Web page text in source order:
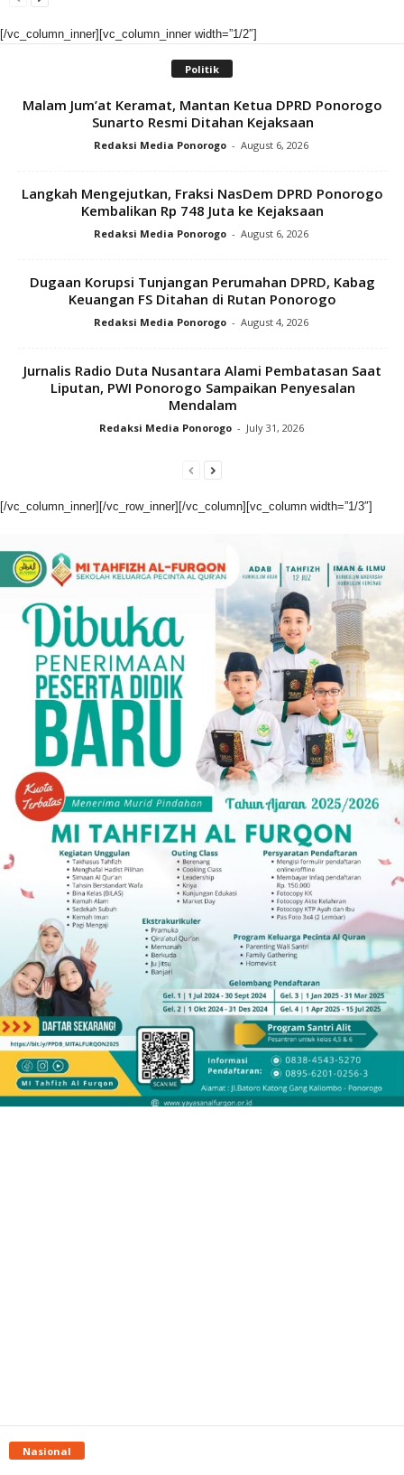
[/vc_column_inner][vc_column_inner width=”1/2″]
Politik
Malam Jum’at Keramat, Mantan Ketua DPRD Ponorogo
Sunarto Resmi Ditahan Kejaksaan
Redaksi Media Ponorogo - August 6, 2026
Langkah Mengejutkan, Fraksi NasDem DPRD Ponorogo
Kembalikan Rp 748 Juta ke Kejaksaan
Redaksi Media Ponorogo - August 6, 2026
Dugaan Korupsi Tunjangan Perumahan DPRD, Kabag
Keuangan FS Ditahan di Rutan Ponorogo
Redaksi Media Ponorogo - August 4, 2026
Jurnalis Radio Duta Nusantara Alami Pembatasan Saat
Liputan, PWI Ponorogo Sampaikan Penyesalan
Mendalam
Redaksi Media Ponorogo - July 31, 2026
[/vc_column_inner][/vc_row_inner][/vc_column][vc_column width=”1/3″]
Nasional